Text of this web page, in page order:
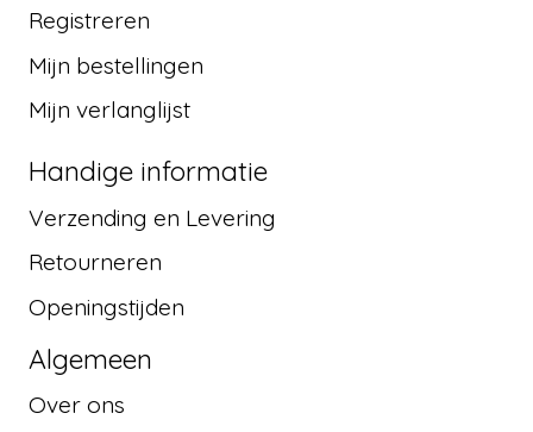
Registreren
Mijn bestellingen
Mijn verlanglijst
Handige informatie
Verzending en Levering
Retourneren
Openingstijden
Algemeen
Over ons